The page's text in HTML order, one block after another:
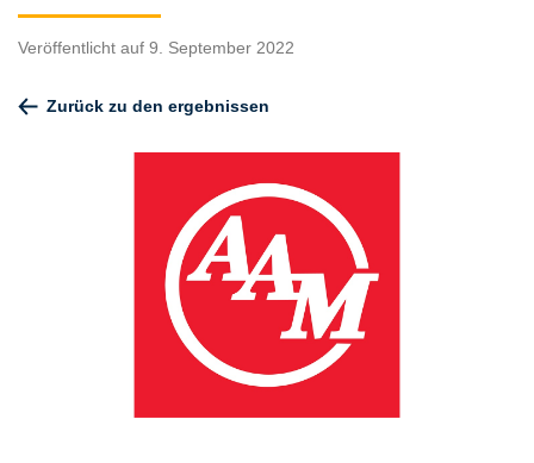
Veröffentlicht auf 9. September 2022
Zurück zu den ergebnissen